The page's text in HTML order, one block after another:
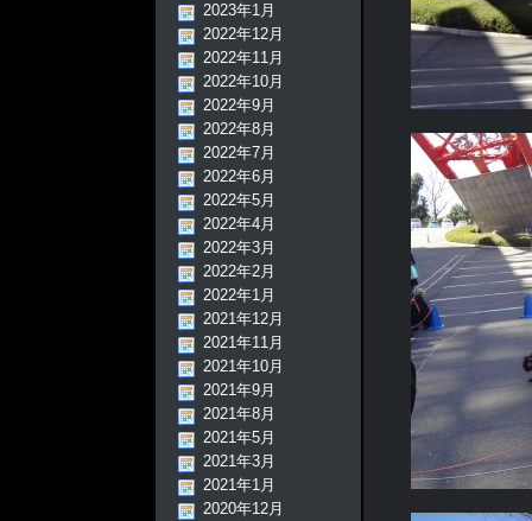
2023年1月
2022年12月
2022年11月
2022年10月
2022年9月
2022年8月
2022年7月
2022年6月
2022年5月
2022年4月
2022年3月
2022年2月
2022年1月
2021年12月
2021年11月
2021年10月
2021年9月
2021年8月
2021年5月
2021年3月
2021年1月
2020年12月